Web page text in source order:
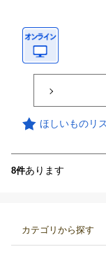
ほしいものリ
8件あります
カテゴリから探す